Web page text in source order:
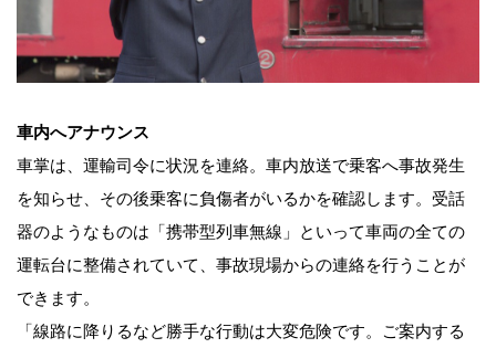
車内へアナウンス
車掌は、運輸司令に状況を連絡。車内放送で乗客へ事故発生
を知らせ、その後乗客に負傷者がいるかを確認します。受話
器のようなものは「携帯型列車無線」といって車両の全ての
運転台に整備されていて、事故現場からの連絡を行うことが
できます。
「線路に降りるなど勝手な行動は大変危険です。ご案内する